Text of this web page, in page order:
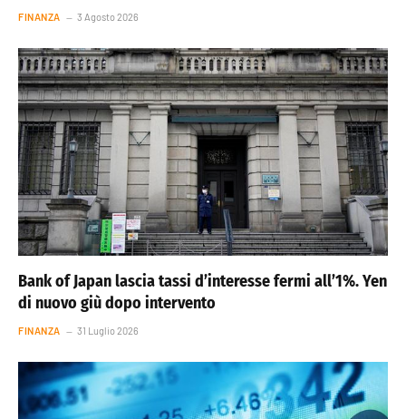
FINANZA 3 Agosto 2026
Bank of Japan lascia tassi d’interesse fermi all’1%. Yen
di nuovo giù dopo intervento
FINANZA 31 Luglio 2026